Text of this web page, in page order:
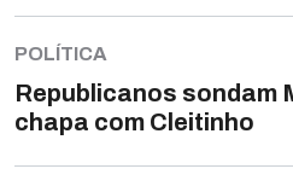
POLÍTICA
Republicanos sondam
chapa com Cleitinho